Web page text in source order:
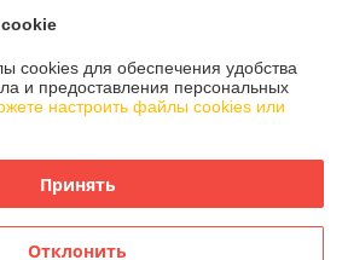
cookies для обеспечения удобства
и предоставления персональных
настроить файлы cookies или
Принять
Отклонить